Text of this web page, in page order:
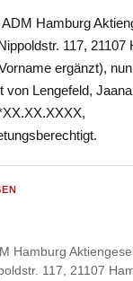
Hamburg
117, 21107
ergänzt),
von Lengefeld,
Hamburg
117, 21107